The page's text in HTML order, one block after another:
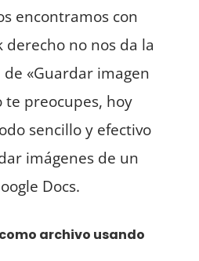
encontramos con
derecho no nos da la
«Guardar imagen
te preocupes, hoy
sencillo y efectivo
imágenes de un
Docs.
archivo usando